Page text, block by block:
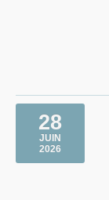
28
JUIN
2026